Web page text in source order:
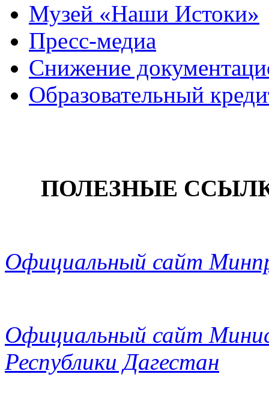
Музей «Наши Истоки»
Пресс-медиа
Снижение
Образовательный
ПОЛЕЗНЫЕ
Официальный сайт
Официальный сайт
Республики Дагестан